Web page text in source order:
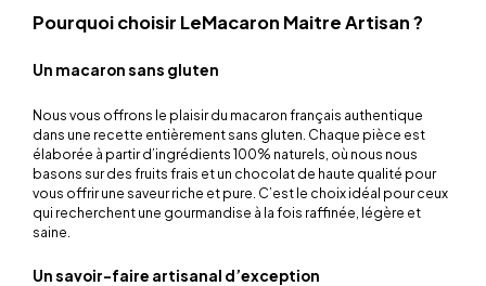
Pourquoi choisir LeMacaron Maitre Artisan ?
Un macaron sans gluten
Nous vous offrons le plaisir du macaron français authentique
dans une recette entièrement sans gluten. Chaque pièce est
élaborée à partir d’ingrédients 100% naturels, où nous nous
basons sur des fruits frais et un chocolat de haute qualité pour
vous offrir une saveur riche et pure. C’est le choix idéal pour ceux
qui recherchent une gourmandise à la fois raffinée, légère et
saine.
Un savoir-faire artisanal d’exception